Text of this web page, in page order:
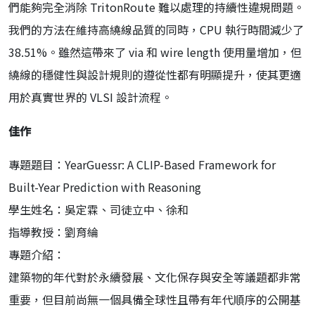
們能夠完全消除 TritonRoute 難以處理的持續性違規問題。
我們的方法在維持高繞線品質的同時，CPU 執行時間減少了
38.51%。雖然這帶來了 via 和 wire length 使用量增加，但
繞線的穩健性與設計規則的遵從性都有明顯提升，使其更適
用於真實世界的 VLSI 設計流程。
佳作
專題題目：YearGuessr: A CLIP-Based Framework for
Built-Year Prediction with Reasoning
學生姓名：吳定霖、司徒立中、徐和
指導教授：劉育綸
專題介紹：
建築物的年代對於永續發展、文化保存與安全等議題都非常
重要，但目前尚無一個具備全球性且帶有年代順序的公開基